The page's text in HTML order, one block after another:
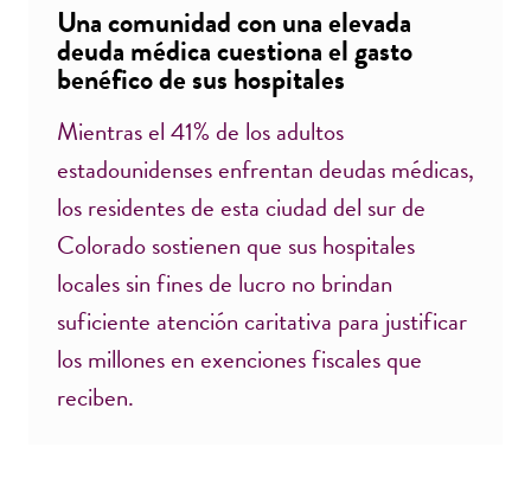
Una comunidad con una elevada
deuda médica cuestiona el gasto
benéfico de sus hospitales
Mientras el 41% de los adultos
estadounidenses enfrentan deudas médicas,
los residentes de esta ciudad del sur de
Colorado sostienen que sus hospitales
locales sin fines de lucro no brindan
suficiente atención caritativa para justificar
los millones en exenciones fiscales que
reciben.